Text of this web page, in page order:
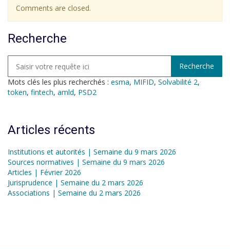
Comments are closed.
Recherche
Mots clés les plus recherchés : esma, MIFID, Solvabilité 2,
token, fintech, amld, PSD2
Articles récents
Institutions et autorités | Semaine du 9 mars 2026
Sources normatives | Semaine du 9 mars 2026
Articles | Février 2026
Jurisprudence | Semaine du 2 mars 2026
Associations | Semaine du 2 mars 2026